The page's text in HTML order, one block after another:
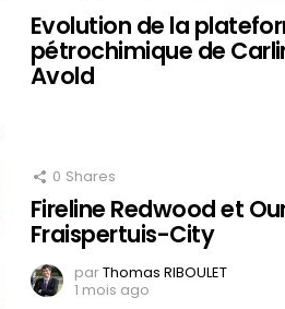
Evolution de la
pétrochimique de
Avold
0 Shares
Fireline Redwood et
Fraispertuis-City
parThomas RIBOULET
1 mois ago